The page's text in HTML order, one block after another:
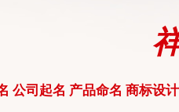
公司起名 产品命名 商标设计